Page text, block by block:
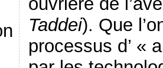
Taddei). Que
processus d’ «